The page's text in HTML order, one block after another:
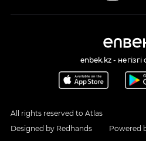
enbek.kz - негізгі
All rights reserved to Atlas
Designed by Redhands Powered